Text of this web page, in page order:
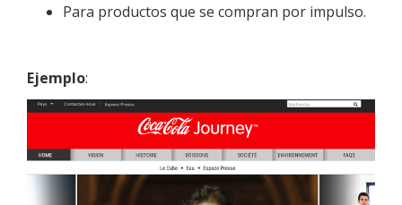
Para productos que se compran por impulso.
Ejemplo: